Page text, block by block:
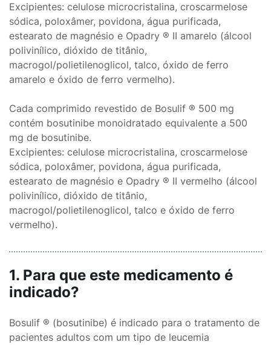
Excipientes: celulose microcristalina, croscarmelose
sódica, poloxâmer, povidona, água purificada,
estearato de magnésio e Opadry ® II amarelo (álcool
polivinílico, dióxido de titânio,
macrogol/polietilenoglicol, talco, óxido de ferro
amarelo e óxido de ferro vermelho).
Cada comprimido revestido de Bosulif ® 500 mg
contém bosutinibe monoidratado equivalente a 500
mg de bosutinibe.
Excipientes: celulose microcristalina, croscarmelose
sódica, poloxâmer, povidona, água purificada,
estearato de magnésio e Opadry ® II vermelho (álcool
polivinílico, dióxido de titânio,
macrogol/polietilenoglicol, talco e óxido de ferro
vermelho).
1. Para que este medicamento é
indicado?
Bosulif ® (bosutinibe) é indicado para o tratamento de
pacientes adultos com um tipo de leucemia